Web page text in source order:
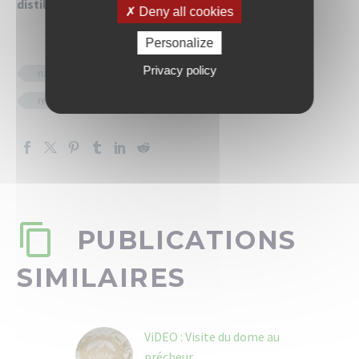
distillerie ou au musée.
nature patrimoine
randonnée
restaurant
PUBLICATIONS
SIMILAIRES
ViDEO : Visite du dome au
Deny all cookies
Personalize
Privacy policy